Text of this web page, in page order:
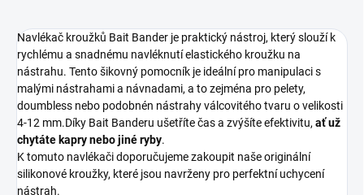
Navlékač kroužků Bait Bander je praktický nástroj, který slouží k
rychlému a snadnému navléknutí elastického kroužku na
nástrahu. Tento šikovný pomocník je ideální pro manipulaci s
malými nástrahami a návnadami, a to zejména pro pelety,
doumbless nebo podobnén nástrahy válcovitého tvaru o velikosti
4-12 mm.Díky Bait Banderu ušetříte čas a zvýšíte efektivitu, ať už
chytáte kapry nebo jiné ryby.
K tomuto navlékači doporučujeme zakoupit naše originální
silikonové kroužky, které jsou navrženy pro perfektní uchycení
nástrah.